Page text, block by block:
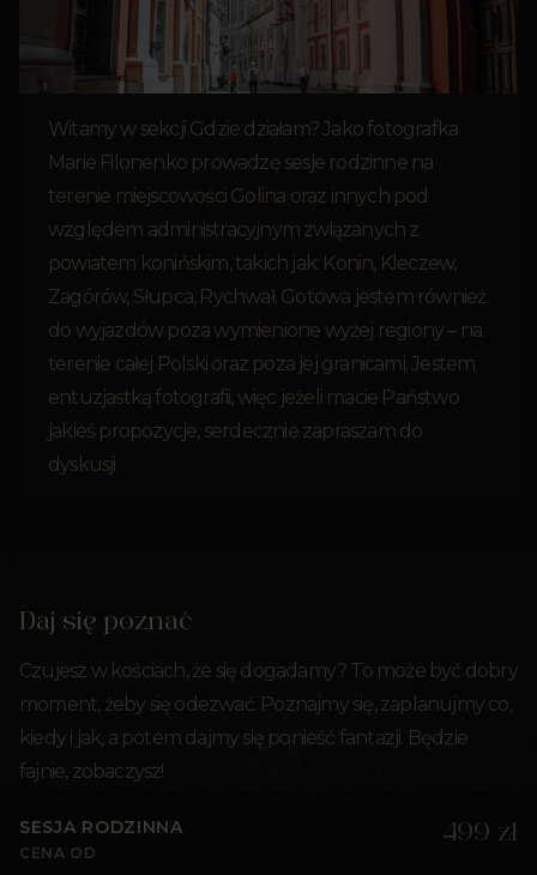
Witamy w sekcji Gdzie działam? Jako fotografka
Marie Filonenko prowadzę sesje rodzinne na
terenie miejscowości Golina oraz innych pod
względem administracyjnym związanych z
powiatem konińskim, takich jak: Konin, Kleczew,
Zagórów, Słupca, Rychwał. Gotowa jestem również
do wyjazdów poza wymienione wyżej regiony – na
terenie całej Polski oraz poza jej granicami. Jestem
entuzjastką fotografii, więc jeżeli macie Państwo
jakieś propozycje, serdecznie zapraszam do
dyskusji.
Daj się poznać
Czujesz w kościach, że się dogadamy? To może być dobry
moment, żeby się odezwać. Poznajmy się, zaplanujmy co,
kiedy i jak, a potem dajmy się ponieść fantazji. Będzie
fajnie, zobaczysz!
SESJA RODZINNA
CENA OD
499 zł